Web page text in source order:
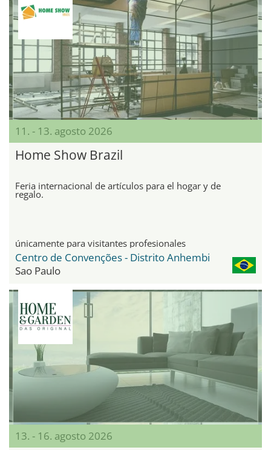
11. - 13. agosto 2026
Home Show Brazil
Feria internacional de artículos para el hogar y de
regalo.
únicamente para visitantes profesionales
Centro de Convenções - Distrito Anhembi
Sao Paulo
13. - 16. agosto 2026